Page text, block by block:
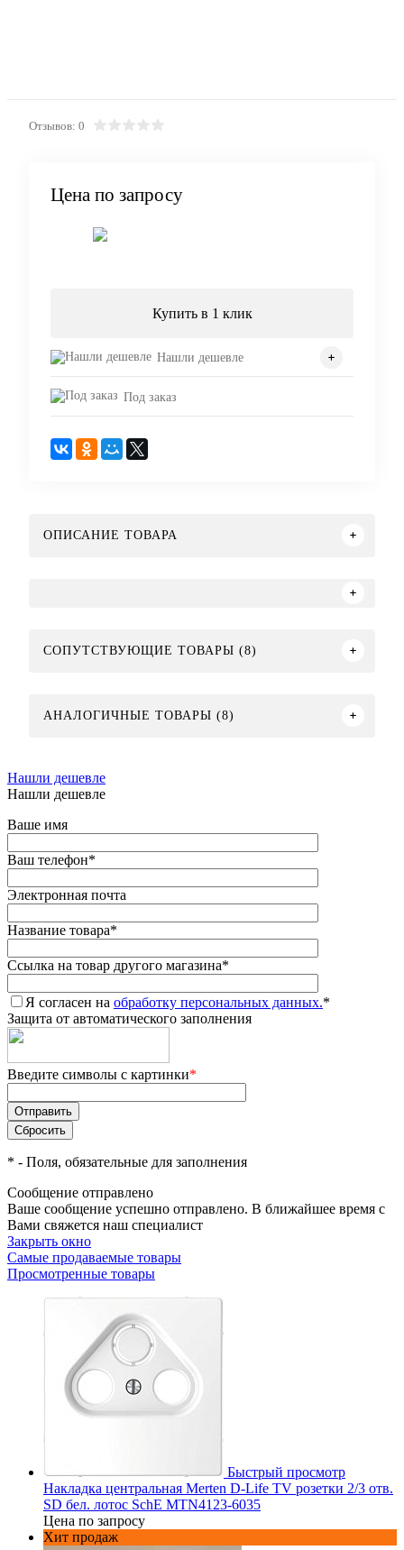
Отзывов: 0
Цена по запросу
Купить в 1 клик
Нашли дешевле
Под заказ
ОПИСАНИЕ ТОВАРА
СОПУТСТВУЮЩИЕ ТОВАРЫ (8)
АНАЛОГИЧНЫЕ ТОВАРЫ (8)
Нашли дешевле
Нашли дешевле
Ваше имя
Ваш телефон*
Электронная почта
Название товара*
Ссылка на товар другого магазина*
Я согласен на обработку персональных данных.*
Защита от автоматического заполнения
Введите символы с картинки*
* - Поля, обязательные для заполнения
Сообщение отправлено
Ваше сообщение успешно отправлено. В ближайшее время с
Вами свяжется наш специалист
Закрыть окно
Самые продаваемые товары
Просмотренные товары
Быстрый просмотр
Накладка центральная Merten D-Life TV розетки 2/3 отв.
SD бел. лотос SchE MTN4123-6035
Цена по запросу
Хит продаж